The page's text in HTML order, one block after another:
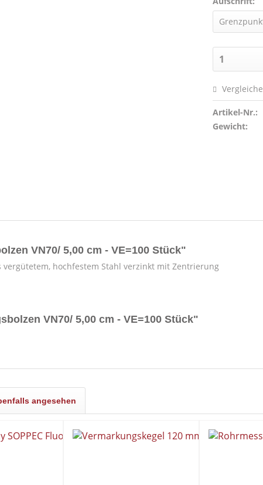
Artikel-Nr.:
Gewicht:
VN70/ 5,00 cm - VE=100 Stück"
hoch­festem Stahl verzinkt mit Zentrierung
VN70/ 5,00 cm - VE=100 Stück"
angesehen